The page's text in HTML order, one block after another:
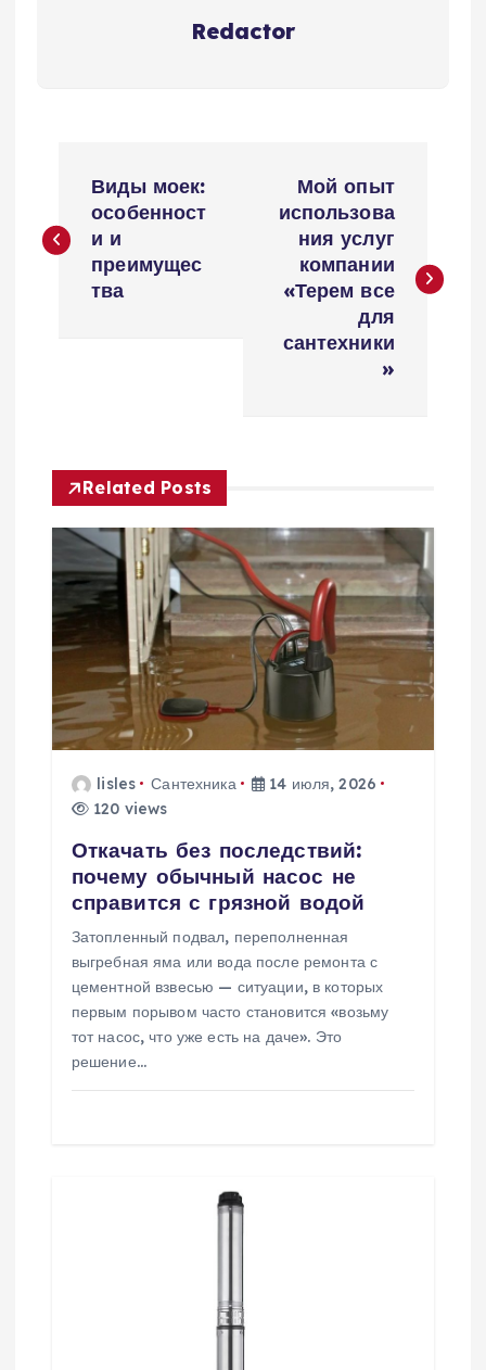
Redactor
а
в
ц
и
я
п
о
з
Виды моек:
особенност
и и
преимущес
тва
Мой опыт
использова
ния услуг
компании
«Терем все
для
сантехники
»
Related Posts
lisles Сантехника
14 июля, 2026
120 views
Откачать без последствий:
почему обычный насос не
справится с грязной водой
Затопленный подвал, переполненная
выгребная яма или вода после ремонта с
цементной взвесью — ситуации, в которых
первым порывом часто становится «возьму
тот насос, что уже есть на даче». Это
решение…